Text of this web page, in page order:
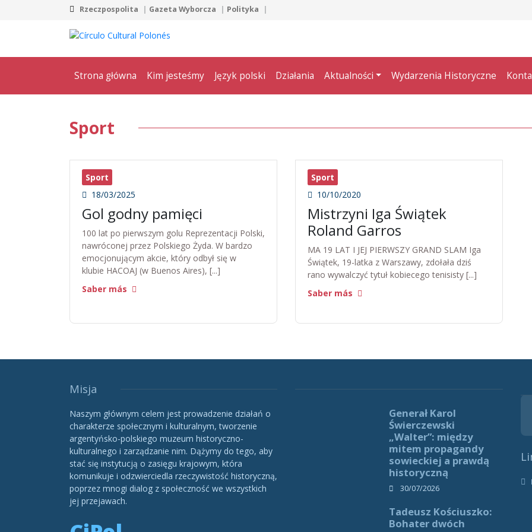
Rzeczpospolita Gazeta Wyborcza Polityka
Strona główna Kim jesteśmy Język polski Działania Aktualności Wydarzenia Historyczne
Sport
Sport
18/03/2025
Gol godny pamięci
100 lat po pierwszym golu Reprezentacji Polski,
nawróconej przez Polskiego Żyda. W bardzo
emocjonującym akcie, który odbył się w
klubie HACOAJ (w Buenos Aires), [...]
Saber más
Sport
10/10/2020
Mistrzyni Iga Świątek
Roland Garros
MA 19 LAT I JEJ PIERWSZY GRAND SLAM Iga
Świątek, 19-latka z Warszawy, zdołała dziś
rano wywalczyć tytuł kobiecego tenisisty [...]
Saber más
Misja
Naszym głównym celem jest prowadzenie działań o
charakterze społecznym i kulturalnym, tworzenie
argentyńsko-polskiego muzeum historyczno-
kulturalnego i zarządzanie nim. Dążymy do tego, aby
stać się instytucją o zasięgu krajowym, która
komunikuje i odzwierciedla rzeczywistość historyczną,
poprzez mnogi dialog z społeczność we wszystkich
jej przejawach.
Generał Karol
Świerczewski
„Walter”: między
mitem propagandy
sowieckiej a prawdą
historyczną
30/07/2026
Tadeusz Kościuszko:
Bohater dwóch